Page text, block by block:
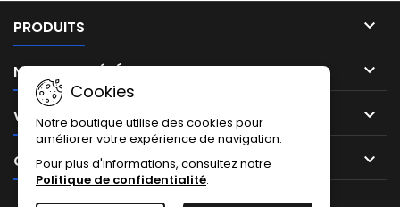
PRODUITS 
NOTRE SOCIÉTÉ 
VOTRE COMPTE 
CONTACT 
Cookies
Notre boutique utilise des cookies pour
améliorer votre expérience de navigation.
Pour plus d'informations, consultez notre
Politique de confidentialité.